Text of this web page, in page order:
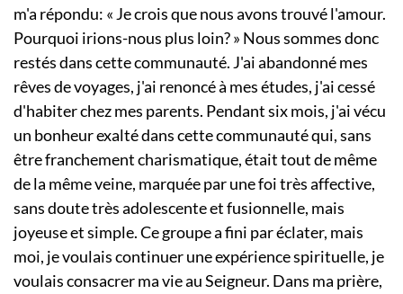
m'a répondu: « Je crois que nous avons trouvé l'amour.
Pourquoi irions-nous plus loin? » Nous sommes donc
restés dans cette communauté. J'ai abandonné mes
rêves de voyages, j'ai renoncé à mes études, j'ai cessé
d'habiter chez mes parents. Pendant six mois, j'ai vécu
un bonheur exalté dans cette communauté qui, sans
être franchement charismatique, était tout de même
de la même veine, marquée par une foi très affective,
sans doute très adolescente et fusionnelle, mais
joyeuse et simple. Ce groupe a fini par éclater, mais
moi, je voulais continuer une expérience spirituelle, je
voulais consacrer ma vie au Seigneur. Dans ma prière,